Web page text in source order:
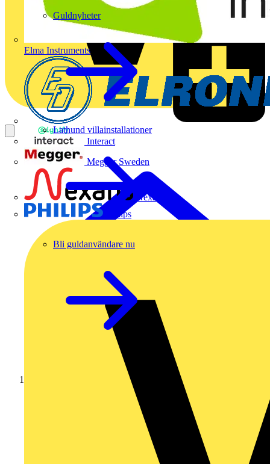
Elma Instruments
Interact
Megger Sweden
Nexans
Philips
Guldnyheter
Lathund villainstallationer
Bli guldanvändare nu